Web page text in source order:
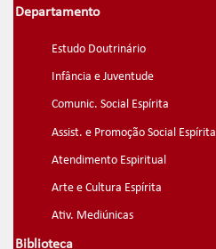
Departamento
Estudo Doutrinário
Infância e Juventude
Comunic. Social Espírita
Assist. e Promoção Social Espírita
Atendimento Espiritual
Arte e Cultura Espírita
Ativ. Mediúnicas
Biblioteca